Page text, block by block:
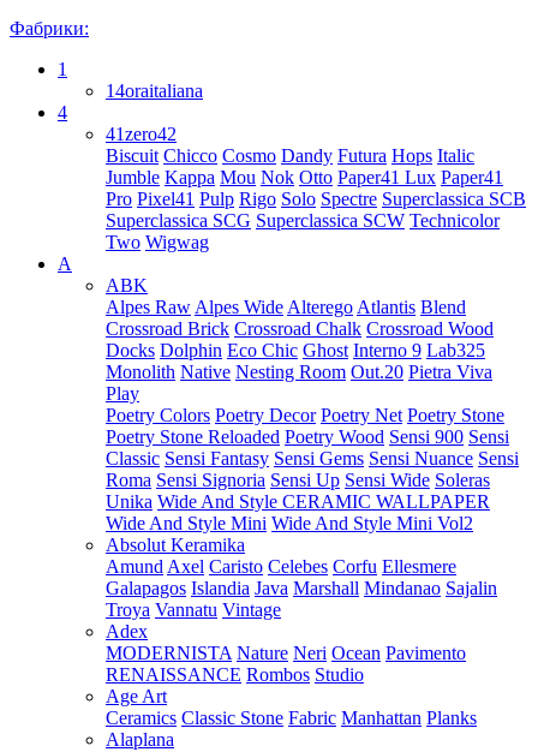
Фабрики:
1
14oraitaliana
4
41zero42
Biscuit Chicco Cosmo Dandy Futura Hops Italic
Jumble Kappa Mou Nok Otto Paper41 Lux Paper41
Pro Pixel41 Pulp Rigo Solo Spectre Superclassica SCB
Superclassica SCG Superclassica SCW Technicolor
Two Wigwag
A
ABK
Alpes Raw Alpes Wide Alterego Atlantis Blend
Crossroad Brick Crossroad Chalk Crossroad Wood
Docks Dolphin Eco Chic Ghost Interno 9 Lab325
Monolith Native Nesting Room Out.20 Pietra Viva
Play
Poetry Colors Poetry Decor Poetry Net Poetry Stone
Poetry Stone Reloaded Poetry Wood Sensi 900 Sensi
Classic Sensi Fantasy Sensi Gems Sensi Nuance Sensi
Roma Sensi Signoria Sensi Up Sensi Wide Soleras
Unika Wide And Style CERAMIC WALLPAPER
Wide And Style Mini Wide And Style Mini Vol2
Absolut Keramika
Amund Axel Caristo Celebes Corfu Ellesmere
Galapagos Islandia Java Marshall Mindanao Sajalin
Troya Vannatu Vintage
Adex
MODERNISTA Nature Neri Ocean Pavimento
RENAISSANCE Rombos Studio
Age Art
Ceramics Classic Stone Fabric Manhattan Planks
Alaplana